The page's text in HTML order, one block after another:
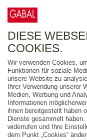
FREITEXT
AUSGABEART
AUS DER REIHE
ZUM THEMA
DIESE
COOKIES.
Wir verwenden Cookies,
Funktionen für soziale
unsere Website zu
Ihrer Verwendung unserer
Medien, Werbung und
Informationen
ihnen bereitgestellt haben
Dienste gesammelt
widerrufen und Ihre
dem Punkt „Cookies“